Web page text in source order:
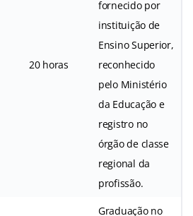
20 horas
fornecido por
instituição de
Ensino Superior,
reconhecido
pelo Ministério
da Educação e
registro no
órgão de classe
regional da
profissão.
Graduação no